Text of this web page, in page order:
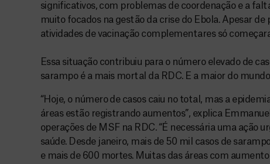
significativos, com problemas de coordenação e a
muito focados na gestão da crise do Ebola. Apesar de
atividades de vacinação complementares só
Essa situação contribuiu para o número elevado de
sarampo é a mais mortal da RDC. E a maior do
“Hoje, o número de casos caiu no total, mas a
áreas estão registrando aumentos”, explica
operações de MSF na RDC. “É necessária uma ação
saúde. Desde janeiro, mais de 50 mil casos de
e mais de 600 mortes. Muitas das áreas com